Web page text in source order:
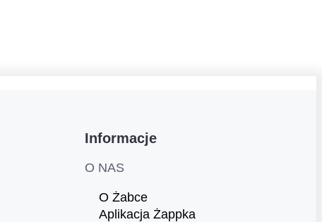
Informacje
O NAS
O Żabce
Aplikacja Żappka